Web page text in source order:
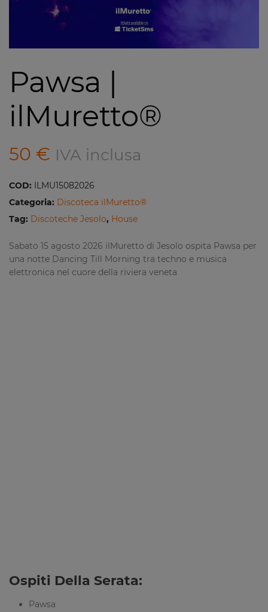
Pawsa |
ilMuretto®
50 € IVA inclusa
COD: ILMU15082026
Categoria: Discoteca ilMuretto®
Tag: Discoteche Jesolo, House
Sabato 15 agosto 2026 ilMuretto di Jesolo ospita Pawsa per
una notte Dancing Till Morning tra techno e musica
elettronica nel cuore della riviera veneta
Ospiti Della Serata:
Pawsa